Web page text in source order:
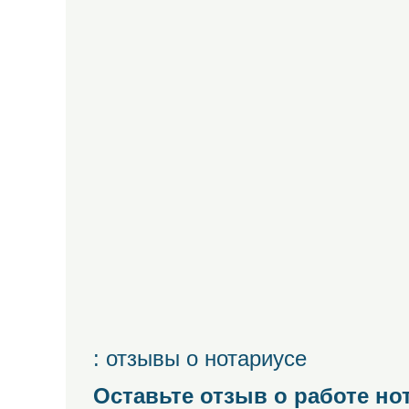
: отзывы о нотариусе
Оставьте отзыв о работе